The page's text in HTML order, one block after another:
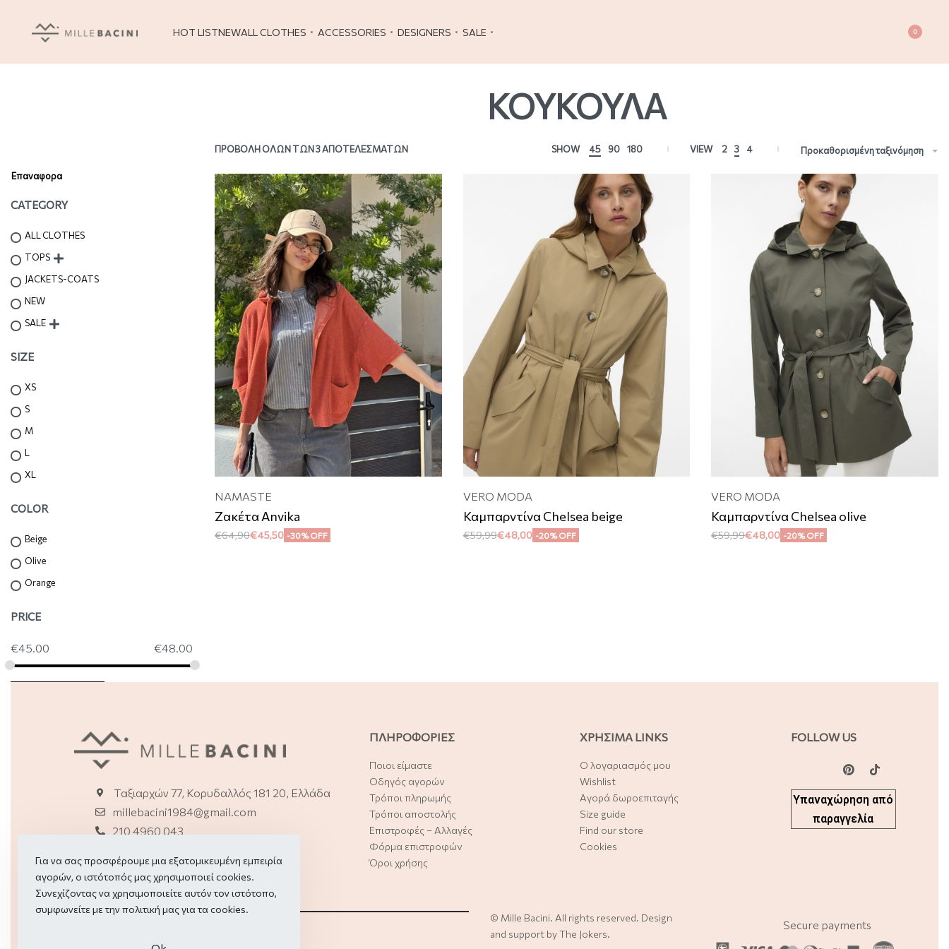
HOT LISTNEWALL CLOTHES ACCESSORIES DESIGNERS SALE 0
Επαναφορα
CATEGORY
ALL CLOTHES
TOPS
JACKETS-COATS
NEW
SALE
SIZE
XS
S
M
L
XL
COLOR
Beige
Olive
Orange
PRICE
€45.00 €48.00
ΚΟΥΚΟΥΛΑ
ΠΡΟΒΟΛΉ ΌΛΩΝ ΤΩΝ 3 ΑΠΟΤΕΛΕΣΜΆΤΩΝ SHOW 45 90 180 VIEW 2 3 4 Προκαθορισμένη ταξινόμηση
NAMASTE
Ζακέτα Anvika
€64,90€45,50 -30% OFF
VERO MODA
Καμπαρντίνα Chelsea beige
€59,99€48,00 -20% OFF
VERO MODA
Καμπαρντίνα Chelsea olive
€59,99€48,00 -20% OFF
Ταξιαρχών 77, Κορυδαλλός 181 20, Ελλάδα
millebacini1984@gmail.com
210 4960 043
ΠΛΗΡΟΦΟΡΙΕΣ
Ποιοι είμαστε
Οδηγός αγορών
Τρόποι πληρωμής
Τρόποι αποστολής
Επιστροφές – Αλλαγές
Φόρμα επιστροφών
Όροι χρήσης
ΧΡΗΣΙΜΑ LINKS
Ο λογαριασμός μου
Wishlist
Αγορά δωροεπιταγής
Size guide
Find our store
Cookies
FOLLOW US
Υπαναχώρηση από
παραγγελία
© Mille Bacini. All rights reserved. Design
and support byThe Jokers.
Secure payments
Για να σας προσφέρουμε μια εξατομικευμένη εμπειρία
αγορών, ο ιστότοπός μας χρησιμοποιεί cookies.
Συνεχίζοντας να χρησιμοποιείτε αυτόν τον ιστότοπο,
συμφωνείτε με την πολιτική μας για τα cookies.